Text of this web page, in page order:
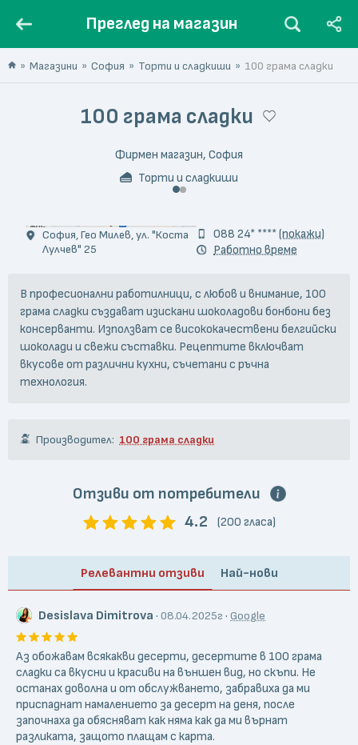
Преглед на магазин
Магазини София Торти и сладкиши 100 грама сладки
100 грама сладки
Фирмен магазин, София
Торти и сладкиши
© Дидо Марков
София, Гео Милев, ул. "Коста
Лулчев" 25
088 24* ****(покажи)
Работно време
В професионални работилници, с любов и внимание, 100
грама сладки създават изискани шоколадови бонбони без
консерванти. Използват се висококачествени белгийски
шоколади и свежи съставки. Рецептите включват
вкусове от различни кухни, съчетани с ръчна
технология.
Производител: 100 грама сладки
Отзиви от потребители
4.2
(200 гласа)
Релевантни отзиви Най-нови
Desislava Dimitrova · 08.04.2025г · Google
Аз обожавам всякакви десерти, десертите в 100 грама
сладки са вкусни и красиви на външен вид, но скъпи. Не
останах доволна и от обслужването, забравиха да ми
приспаднат намалението за десерт на деня, после
започнаха да обясняват как няма как да ми върнат
разликата, защото плащам с карта.